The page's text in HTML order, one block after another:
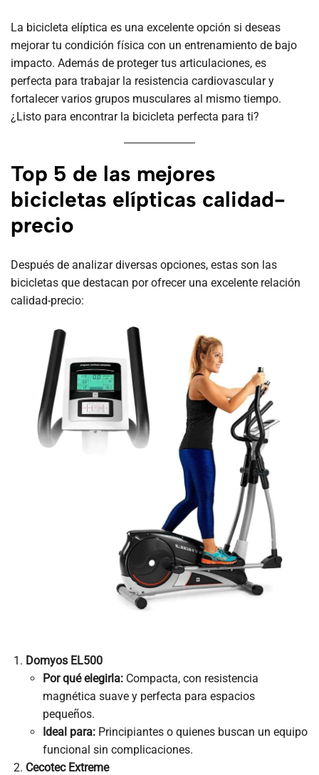
La bicicleta elíptica es una excelente opción si deseas
mejorar tu condición física con un entrenamiento de bajo
impacto. Además de proteger tus articulaciones, es
perfecta para trabajar la resistencia cardiovascular y
fortalecer varios grupos musculares al mismo tiempo.
¿Listo para encontrar la bicicleta perfecta para ti?
Top 5 de las mejores
bicicletas elípticas calidad-
precio
Después de analizar diversas opciones, estas son las
bicicletas que destacan por ofrecer una excelente relación
calidad-precio:
Domyos EL500
Por qué elegirla:Compacta, con resistencia
magnética suave y perfecta para espacios
pequeños.
Ideal para:Principiantes o quienes buscan un equipo
funcional sin complicaciones.
Cecotec Extreme